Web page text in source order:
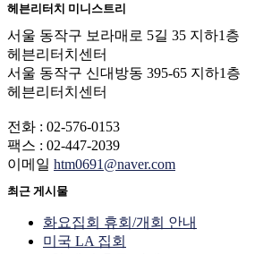
헤븐리터치 미니스트리
서울 동작구 보라매로 5길 35 지하1층
헤븐리터치센터
서울 동작구 신대방동 395-65 지하1층
헤븐리터치센터
전화 : 02-576-0153
팩스 : 02-447-2039
이메일 htm0691@naver.com
최근 게시물
화요집회 휴회/개회 안내
미국 LA 집회